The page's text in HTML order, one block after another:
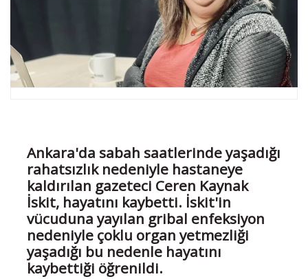
Ankara'da sabah saatlerinde yaşadığı
rahatsızlık nedeniyle hastaneye
kaldırılan gazeteci Ceren Kaynak
İskit, hayatını kaybetti. İskit'in
vücuduna yayılan gribal enfeksiyon
nedeniyle çoklu organ yetmezliği
yaşadığı bu nedenle hayatını
kaybettiği öğrenildi.